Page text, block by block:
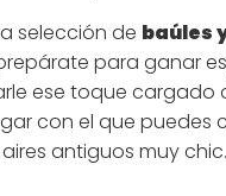
selección de baúles
para ganar
ese toque cargado
con el que puedes
antiguos muy chic.